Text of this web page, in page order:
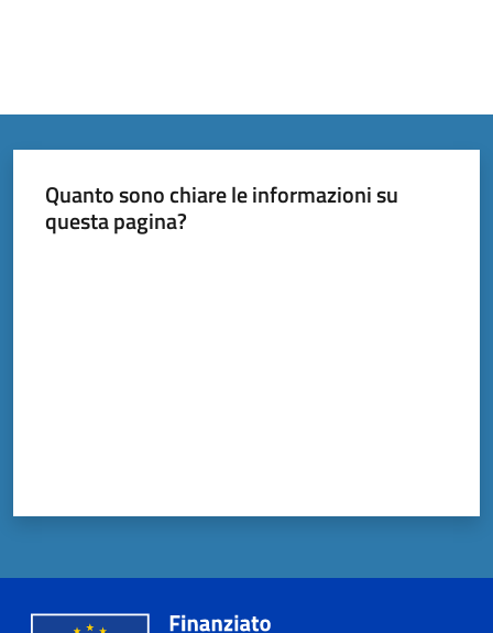
Quanto sono chiare le informazioni su
questa pagina?